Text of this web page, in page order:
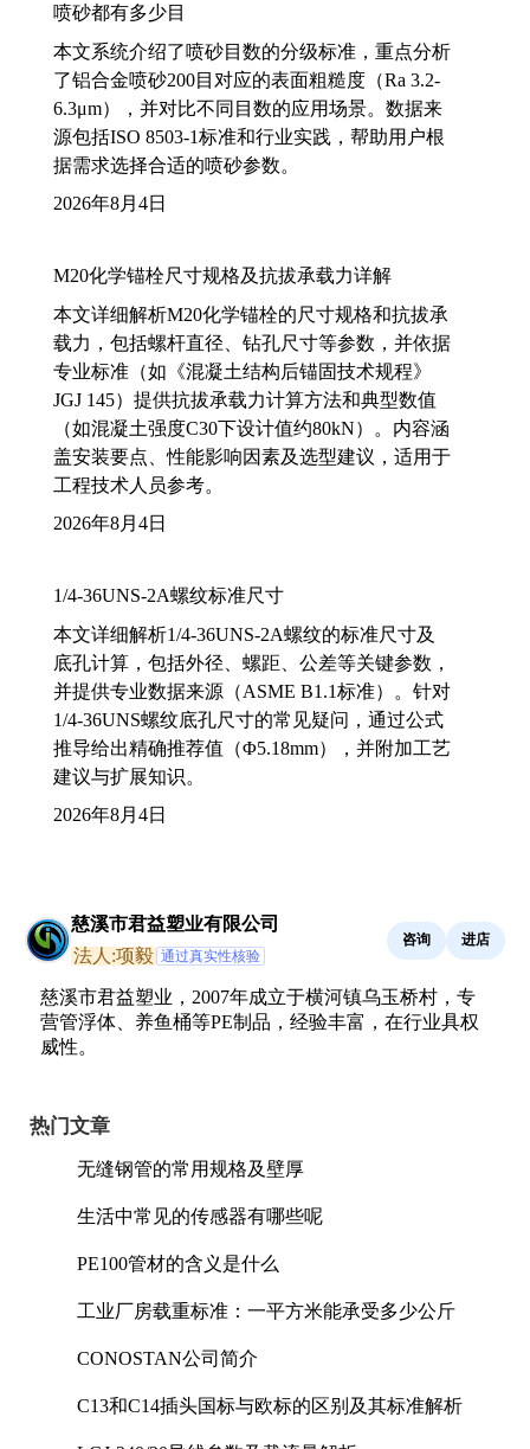
喷砂都有多少目
本文系统介绍了喷砂目数的分级标准，重点分析
了铝合金喷砂200目对应的表面粗糙度（Ra 3.2-
6.3μm），并对比不同目数的应用场景。数据来
源包括ISO 8503-1标准和行业实践，帮助用户根
据需求选择合适的喷砂参数。
2026年8月4日
M20化学锚栓尺寸规格及抗拔承载力详解
本文详细解析M20化学锚栓的尺寸规格和抗拔承
载力，包括螺杆直径、钻孔尺寸等参数，并依据
专业标准（如《混凝土结构后锚固技术规程》
JGJ 145）提供抗拔承载力计算方法和典型数值
（如混凝土强度C30下设计值约80kN）。内容涵
盖安装要点、性能影响因素及选型建议，适用于
工程技术人员参考。
2026年8月4日
1/4-36UNS-2A螺纹标准尺寸
本文详细解析1/4-36UNS-2A螺纹的标准尺寸及
底孔计算，包括外径、螺距、公差等关键参数，
并提供专业数据来源（ASME B1.1标准）。针对
1/4-36UNS螺纹底孔尺寸的常见疑问，通过公式
推导给出精确推荐值（Φ5.18mm），并附加工艺
建议与扩展知识。
2026年8月4日
慈溪市君益塑业有限公司
法人:项毅 通过真实性核验
咨询 进店
慈溪市君益塑业，2007年成立于横河镇乌玉桥村，专
营管浮体、养鱼桶等PE制品，经验丰富，在行业具权
威性。
热门文章
无缝钢管的常用规格及壁厚
生活中常见的传感器有哪些呢
PE100管材的含义是什么
工业厂房载重标准：一平方米能承受多少公斤
CONOSTAN公司简介
C13和C14插头国标与欧标的区别及其标准解析